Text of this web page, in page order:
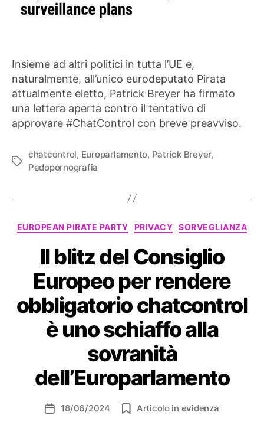
Insieme ad altri politici in tutta l’UE e,
naturalmente, all’unico eurodeputato Pirata
attualmente eletto, Patrick Breyer ha firmato
una lettera aperta contro il tentativo di
approvare #ChatControl con breve preavviso.
Tag
chatcontrol, Europarlamento, Patrick Breyer,
Pedopornografia
Categorie
EUROPEAN PIRATE PARTY PRIVACY SORVEGLIANZA
Il blitz del Consiglio
Europeo per rendere
obbligatorio chatcontrol
è uno schiaffo alla
sovranità
dell’Europarlamento
Data18/06/2024 Articolo in evidenza